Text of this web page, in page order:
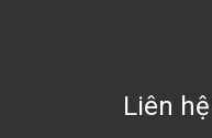
Liên